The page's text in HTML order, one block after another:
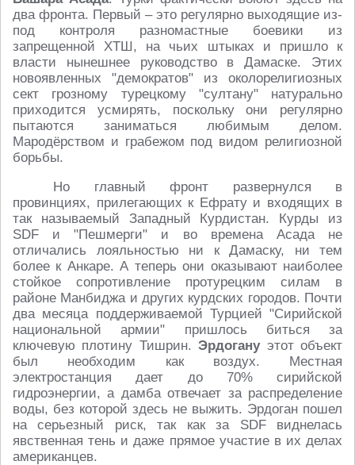
два фронта. Первый – это регулярно выходящие из-
под контроля разномастные боевики из
запрещенной ХТШ, на чьих штыках и пришло к
власти нынешнее руководство в Дамаске. Этих
новоявленных "демократов" из околорелигиозных
сект грозному турецкому "султану" натурально
приходится усмирять, поскольку они регулярно
пытаются заниматься любимым делом.
Мародёрством и грабежом под видом религиозной
борьбы.
Но главный фронт развернулся в
провинциях, прилегающих к Ефрату и входящих в
так называемый Западный Курдистан. Курды из
SDF и "Пешмерги" и во времена Асада не
отличались лояльностью ни к Дамаску, ни тем
более к Анкаре. А теперь они оказывают наиболее
стойкое сопротивление протурецким силам в
районе Манбиджа и других курдских городов. Почти
два месяца поддерживаемой Турцией "Сирийской
национальной армии" пришлось биться за
ключевую плотину Тишрин.Эрдогануэтот объект
был необходим как воздух. Местная
электростанция дает до 70% сирийской
гидроэнергии, а дамба отвечает за распределение
воды, без которой здесь не выжить. Эрдоган пошел
на серьезный риск, так как за SDF виднелась
явственная тень и даже прямое участие в их делах
американцев.